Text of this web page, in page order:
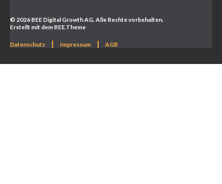
© 2026 BEE Digital Growth AG. Alle Rechte vorbehalten.
Erstellt mit dem BEE.Theme
Datenschutz Impressum AGB